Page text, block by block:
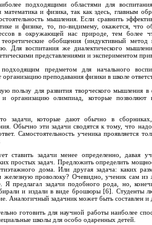
подходящими областями для
математика и физика, так как здесь, главным
мышления. Если сравнить
и физике, то, по-видимему, окажется, что
в окружающей нас природе, тем более
обобщения (индуктивный
Для воспитания же диалектического
представлениями и экспериментом
подходящим предметом для начального
организацию преподавания физики в школе
пользу для развития творческого мышления
организацию олимпиад, которые позволяют
задачи, которые дают обычно в
Обычно эти задачи сводятся к тому, что
Самостоятельность ученика проявляется
ставить задачи менее определенно, давая
простых задач. Предложить определить
дома. Или другая задача: каких
железную проволоку? Очевидно, ученик сам
предлагал задачи подобного рода, но,
и издали в виде брошюры [6]. Студенты
Аналогичный задачник может быть составлен и
готовить для научной работы наиболее
школы для особо одаренных детей.